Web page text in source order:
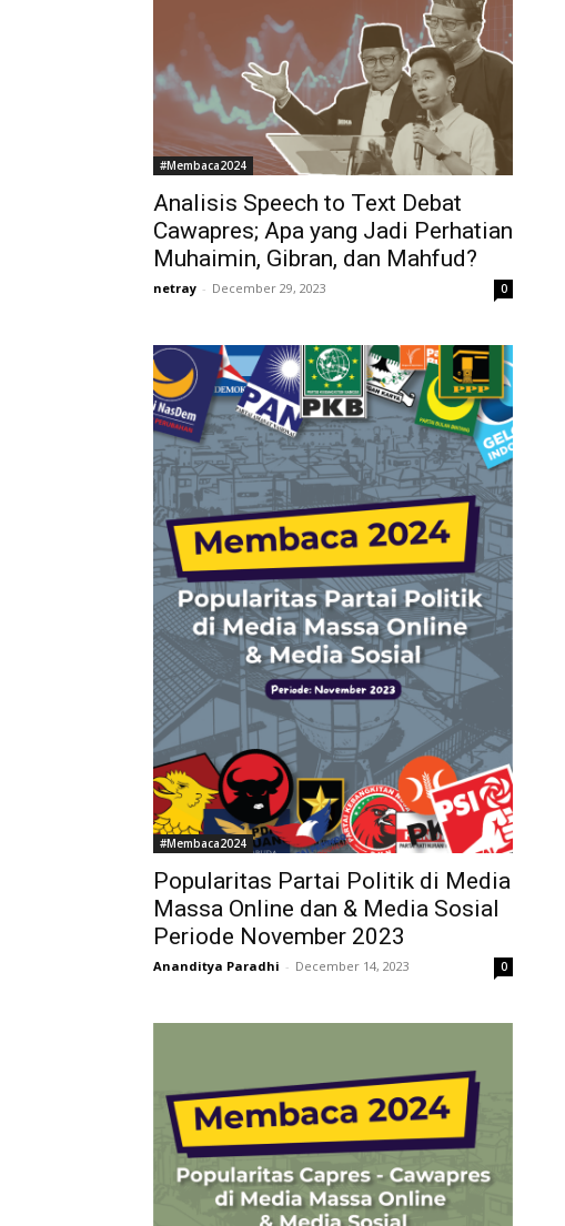
#Membaca2024
Analisis Speech to Text Debat
Cawapres; Apa yang Jadi Perhatian
Muhaimin, Gibran, dan Mahfud?
netray - December 29, 2023 0
#Membaca2024
Popularitas Partai Politik di Media
Massa Online dan & Media Sosial
Periode November 2023
Ananditya Paradhi - December 14, 2023 0